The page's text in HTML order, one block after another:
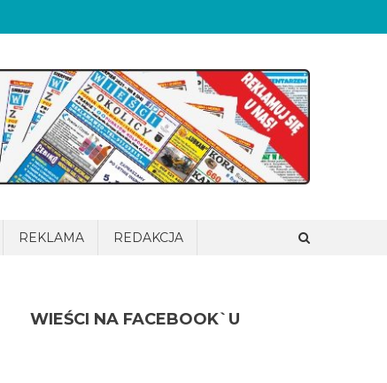
REKLAMA REDAKCJA
WIEŚCI NA FACEBOOK`U